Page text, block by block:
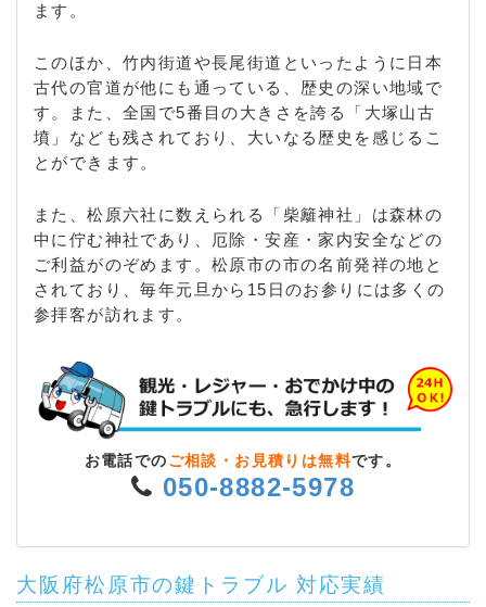
ます。
このほか、竹内街道や長尾街道といったように日本
古代の官道が他にも通っている、歴史の深い地域で
す。また、全国で5番目の大きさを誇る「大塚山古
墳」なども残されており、大いなる歴史を感じるこ
とができます。
また、松原六社に数えられる「柴籬神社」は森林の
中に佇む神社であり、厄除・安産・家内安全などの
ご利益がのぞめます。松原市の市の名前発祥の地と
されており、毎年元旦から15日のお参りには多くの
参拝客が訪れます。
お電話での ご相談・お見積りは無料です。
050-8882-5978
大阪府松原市の鍵トラブル 対応実績